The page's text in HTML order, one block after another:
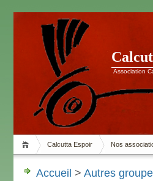
Association
Calcutta Espoir Nos
Accueil > Autres